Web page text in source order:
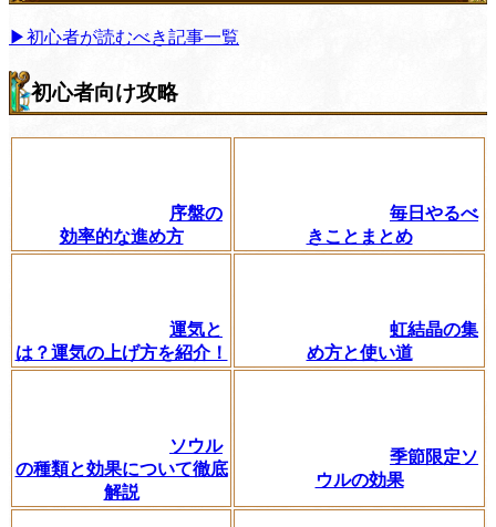
▶初心者が読むべき記事一覧
初心者向け攻略
序盤の
効率的な進め方
毎日やるべ
きことまとめ
運気と
は？運気の上げ方を紹介！
虹結晶の集
め方と使い道
ソウル
の種類と効果について徹底
解説
季節限定ソ
ウルの効果